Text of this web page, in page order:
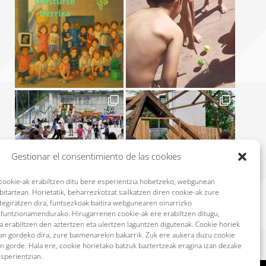
Gestionar el consentimiento de las cookies
ak erabiltzen ditu bere esperientzia hobetzeko, webgunean
Horietatik, beharrezkotzat sailkatzen diren cookie-ak zure
dira, funtsezkoak baitira webgunearen oinarrizko
Hirugarrenen cookie-ak ere erabiltzen ditugu,
erabiltzen den aztertzen eta ulertzen laguntzen digutenak. Cookie horiek
gordeko dira, zure baimenarekin bakarrik. Zuk ere aukera duzu cookie
gorde. Hala ere, cookie horietako batzuk baztertzeak eragina izan dezake
Más Síguenos en Instagram